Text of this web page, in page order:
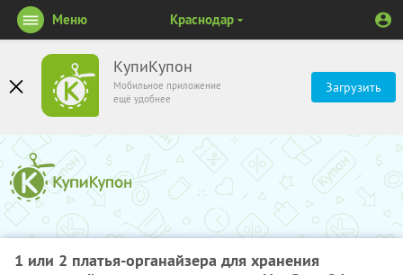
КупиКупон
Мобильное приложение
ещё удобнее
Загрузить
Меню Краснодар
1 или 2 платья-органайзера для хранения